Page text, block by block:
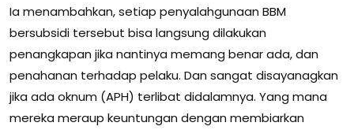
Ia menambahkan, setiap penyalahgunaan BBM
bersubsidi tersebut bisa langsung dilakukan
penangkapan jika nantinya memang benar ada, dan
penahanan terhadap pelaku. Dan sangat disayanagkan
jika ada oknum (APH) terlibat didalamnya. Yang mana
mereka meraup keuntungan dengan membiarkan